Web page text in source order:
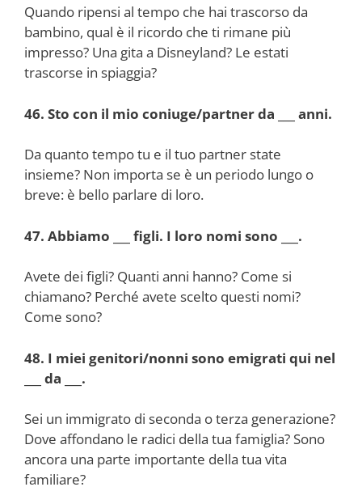
Quando ripensi al tempo che hai trascorso da
bambino, qual è il ricordo che ti rimane più
impresso? Una gita a Disneyland? Le estati
trascorse in spiaggia?
46. Sto con il mio coniuge/partner da ___ anni.
Da quanto tempo tu e il tuo partner state
insieme? Non importa se è un periodo lungo o
breve: è bello parlare di loro.
47. Abbiamo ___ figli. I loro nomi sono ___.
Avete dei figli? Quanti anni hanno? Come si
chiamano? Perché avete scelto questi nomi?
Come sono?
48. I miei genitori/nonni sono emigrati qui nel
___ da ___.
Sei un immigrato di seconda o terza generazione?
Dove affondano le radici della tua famiglia? Sono
ancora una parte importante della tua vita
familiare?